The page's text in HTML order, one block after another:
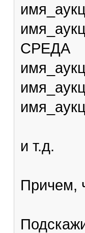
СРЕДА
и т.д.
Причем,